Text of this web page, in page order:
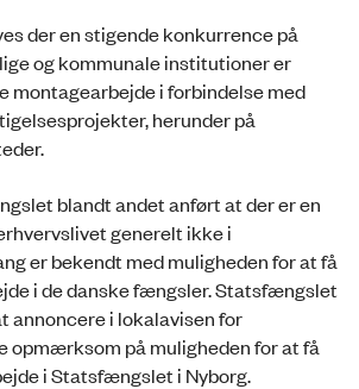
der en stigende konkurrence på
og kommunale institutioner er
montagearbejde i forbindelse med
herunder på
blandt andet anført at der er en
generelt ikke i
er bekendt med muligheden for at få
i de danske fængsler. Statsfængslet
annoncere i lokalavisen for
opmærksom på muligheden for at få
i Statsfængslet i Nyborg.